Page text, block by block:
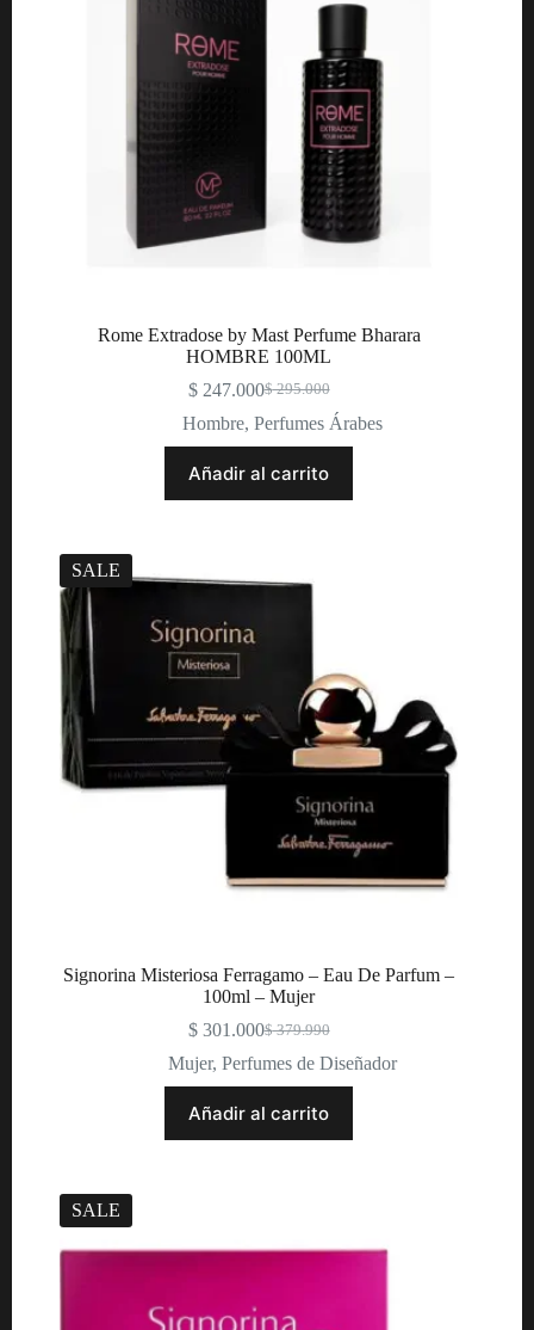
Rome Extradose by Mast Perfume Bharara
HOMBRE 100ML
$295.000
Original
price
was:
$ 295.000.
$247.000Current
price
is:
$ 247.000.
Hombre,Perfumes Árabes
Añadir al carrito
SALE
Signorina Misteriosa Ferragamo – Eau De Parfum –
100ml – Mujer
$379.990
Original
price
was:
$ 379.990.
$301.000Current
price
is:
$ 301.000.
Mujer,Perfumes de Diseñador
Añadir al carrito
SALE